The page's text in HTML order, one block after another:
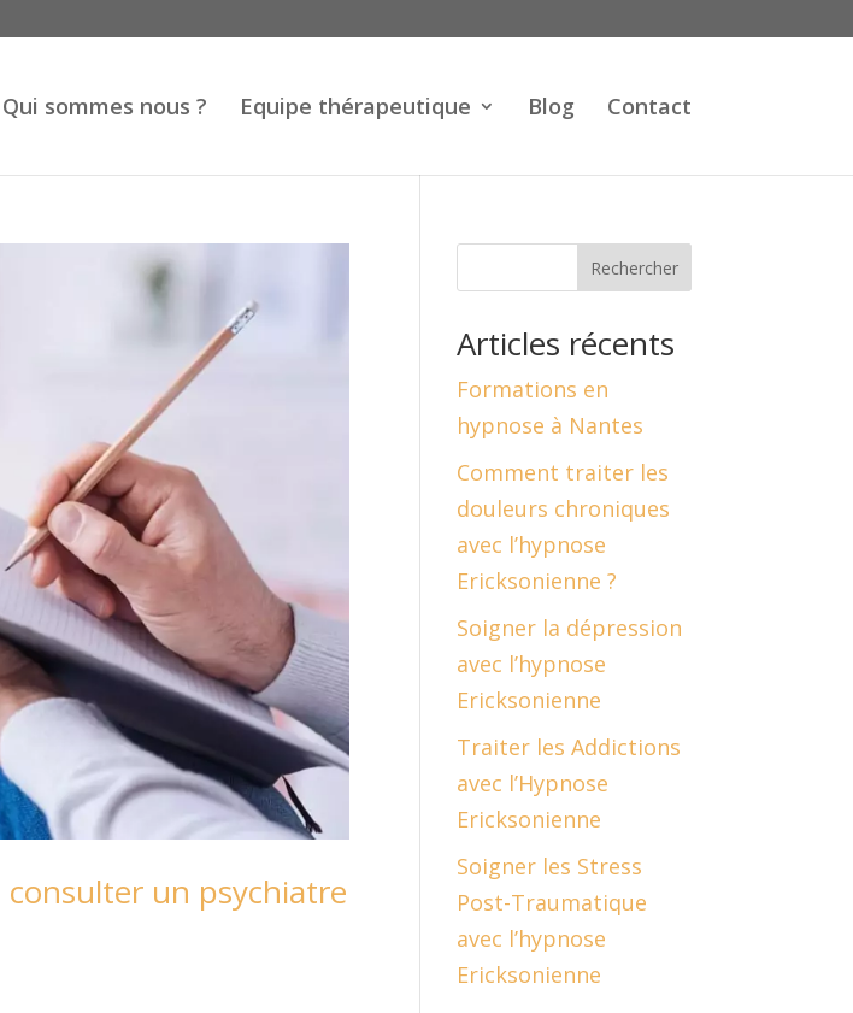
Qui sommes nous ? Equipe thérapeutique Blog Contact
un psychiatre
Rechercher
Articles récents
Formations en
hypnose à Nantes
Comment traiter les
douleurs chroniques
avec l’hypnose
Ericksonienne ?
Soigner la dépression
avec l’hypnose
Ericksonienne
Traiter les Addictions
avec l’Hypnose
Ericksonienne
Soigner les Stress
Post-Traumatique
avec l’hypnose
Ericksonienne